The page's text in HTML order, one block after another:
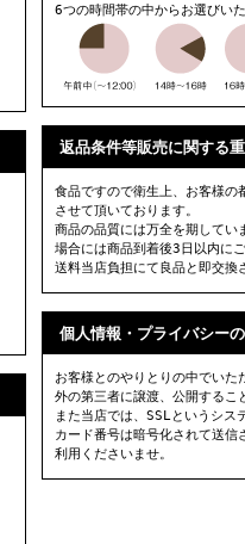
6つの時間帯の中からお選びいた
返品条件等販売に関する
食品ですので衛生上、お客様の
させて頂いております。
商品の品質には万全を期してい
場合には商品到着後3日以内に
送料当店負担にて良品と即交換
個人情報・プライバシー
お客様とのやりとりの中でいた
外の第三者に譲渡、公開するこ
また当店では、SSLというシス
カード番号は暗号化されて送信
利用くださいませ。